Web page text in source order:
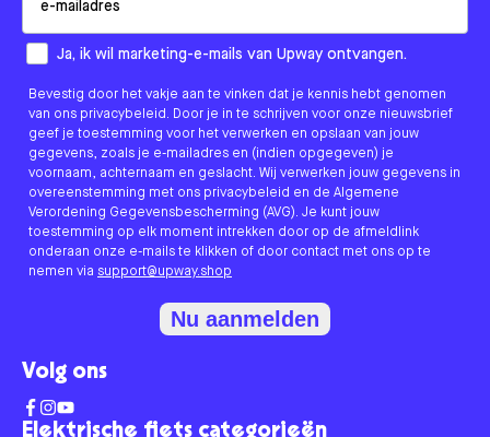
Elektrische fiets categorieën
How would you like to hear from us?
Ja, ik wil marketing-e-mails van Upway ontvangen.
Bevestig door het vakje aan te vinken dat je kennis hebt genomen
van ons privacybeleid. Door je in te schrijven voor onze nieuwsbrief
geef je toestemming voor het verwerken en opslaan van jouw
gegevens, zoals je e-mailadres en (indien opgegeven) je
voornaam, achternaam en geslacht. Wij verwerken jouw gegevens in
overeenstemming met ons privacybeleid en de Algemene
Verordening Gegevensbescherming (AVG). Je kunt jouw
toestemming op elk moment intrekken door op de afmeldlink
onderaan onze e-mails te klikken of door contact met ons op te
nemen via support@upway.shop
Nu aanmelden
Volg ons